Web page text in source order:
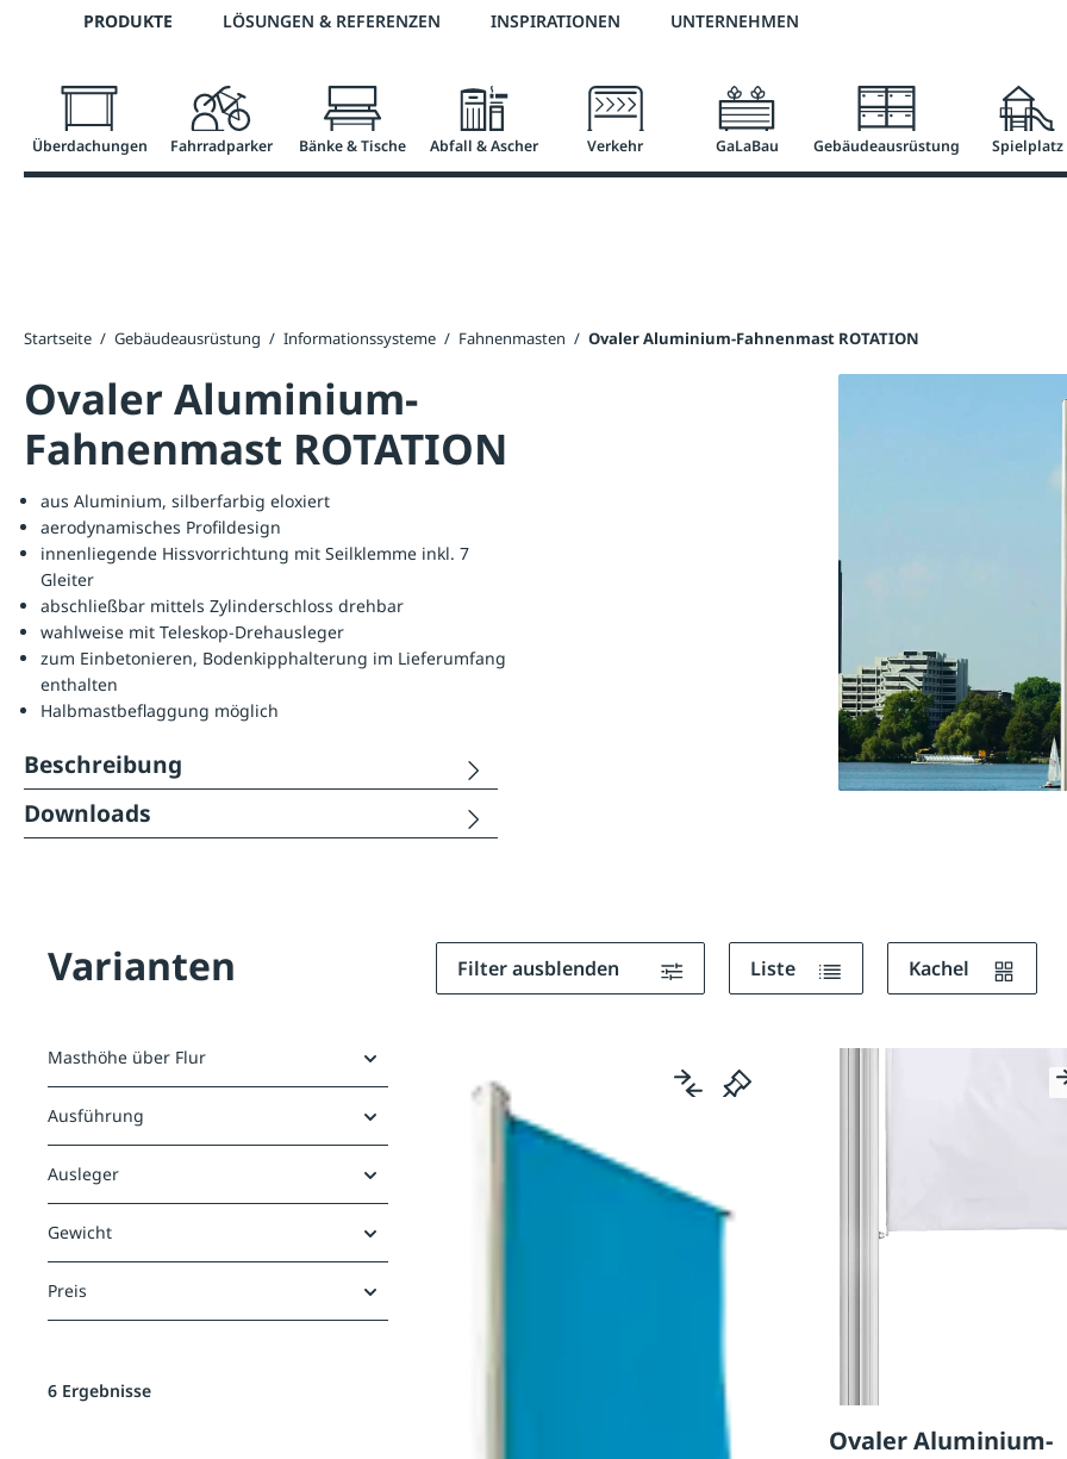
Zur Hauptnavigation springen
Telefon: +43 7672 95895 0 3 % Online-Rabatt versandkostenfrei ab 50 €
PRODUKTE LÖSUNGEN & REFERENZEN INSPIRATIONEN UNTERNEHMEN
Überdachungen Fahrradparker Bänke & Tische Abfall & Ascher Verkehr GaLaBau Gebäudeausrüstung Spielplatz
Startseite / Gebäudeausrüstung / Informationssysteme / Fahnenmasten / Ovaler Aluminium-Fahnenmast ROTATION
Ovaler Aluminium-
Fahnenmast ROTATION
aus Aluminium, silberfarbig eloxiert
aerodynamisches Profildesign
innenliegende Hissvorrichtung mit Seilklemme inkl. 7
Gleiter
abschließbar mittels Zylinderschloss drehbar
wahlweise mit Teleskop-Drehausleger
zum Einbetonieren, Bodenkipphalterung im Lieferumfang
enthalten
Halbmastbeflaggung möglich
Beschreibung
Downloads
Varianten
Masthöhe über Flur
Ausführung
Ausleger
Gewicht
Preis
6 Ergebnisse
Filter ausblenden Liste Kachel
Ovaler Aluminium-